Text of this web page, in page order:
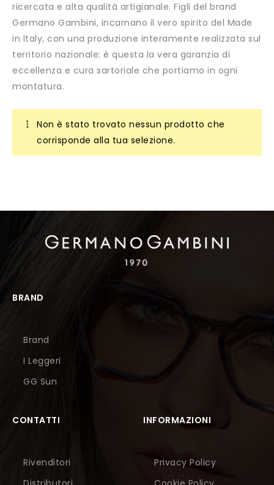
ricercata e alta qualità artigianale. Figli del brand
Germano Gambini, incarnano il vero spirito del Made
in Italy, con una produzione interamente realizzata sul
territorio nazionale: è questa la vera garanzia di
eccellenza e cura sartoriale che portiamo in ogni
montatura.
Non è stato trovato nessun prodotto che
corrisponde alla tua selezione.
BRAND
Brand
I Leggeri
GG Sun
CONTATTI
Rivenditori
INFORMAZIONI
Privacy Policy